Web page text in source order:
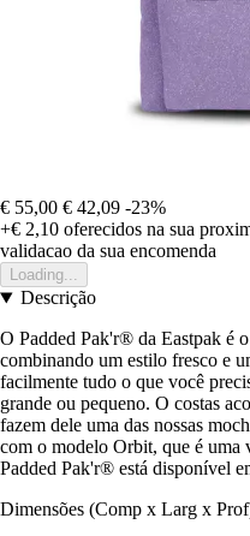
€ 55,00 € 42,09 -23%
+€ 2,10 oferecidos na sua
validacao da sua encomenda
Loading...
Descrição
O Padded Pak'r® da Eastpak é
combinando um estilo fresco e
facilmente tudo o que você
grande ou pequeno. O costas
fazem dele uma das nossas
com o modelo Orbit, que é uma
Padded Pak'r® está disponível
Dimensões (Comp x Larg x